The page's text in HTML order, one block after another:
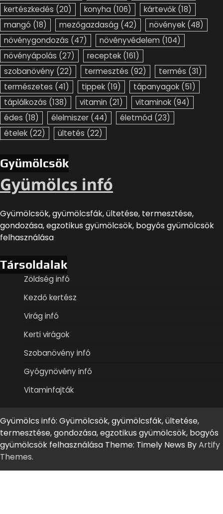
kertészkedés (20) konyha (106) kártevők (18)
mangó (18) mezőgazdaság (42) növények (48)
növénygondozás (47) növényvédelem (104)
növényápolás (27) receptek (161)
szobanövény (22) termesztés (92) termés (31)
természetes (41) tippek (19) tápanyagok (51)
táplálkozás (138) vitamin (21) vitaminok (94)
édes (18) élelmiszer (44) életmód (23)
ételek (22) ültetés (22)
Gyümölcsök
Gyümölcs infó
Gyümölcsök, gyümölcsfák, ültetése, termesztése,
gondozása, egzotikus gyümölcsök, bogyós gyümölcsök
felhasználása
Társoldalak
Zöldség infó
Kezdő kertész
Virág infó
Kerti virágok
Szobanövény infó
Gyógynövény infó
Vitaminfajták
Gyümölcs infó: Gyümölcsök, gyümölcsfák, ültetése,
termesztése, gondozása, egzotikus gyümölcsök, bogyós
gyümölcsök felhasználása Theme: Timely News ByArtify
Themes.